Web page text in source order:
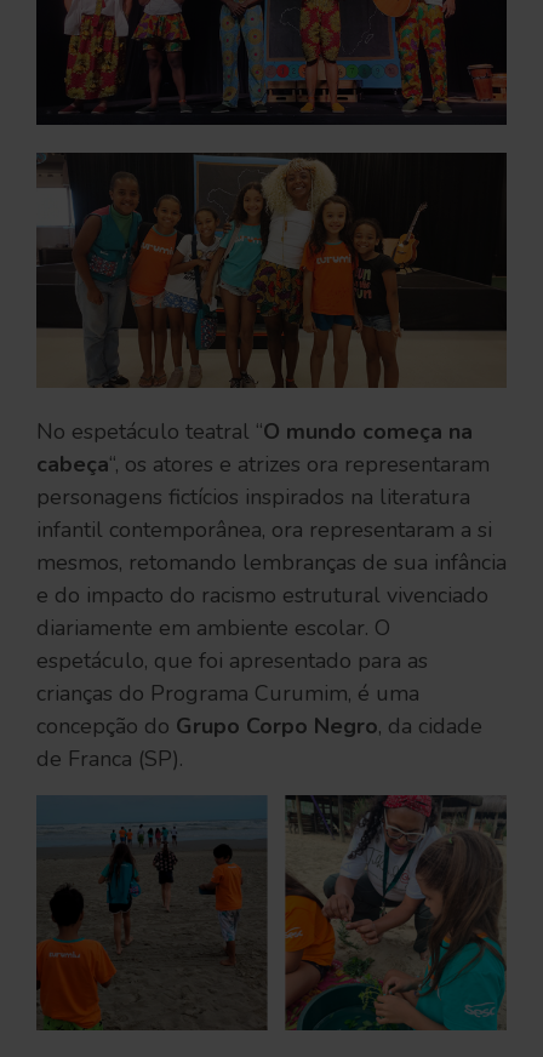
No espetáculo teatral “O mundo começa na
cabeça“, os atores e atrizes ora representaram
personagens fictícios inspirados na literatura
infantil contemporânea, ora representaram a si
mesmos, retomando lembranças de sua infância
e do impacto do racismo estrutural vivenciado
diariamente em ambiente escolar. O
espetáculo, que foi apresentado para as
crianças do Programa Curumim, é uma
concepção do Grupo Corpo Negro, da cidade
de Franca (SP).